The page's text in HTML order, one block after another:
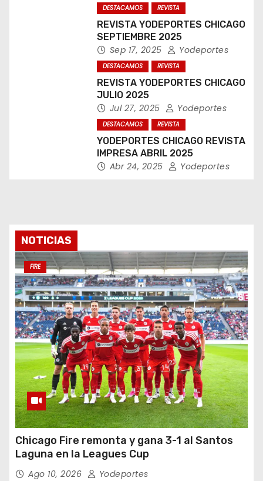
DESTACAMOS REVISTA
REVISTA YODEPORTES CHICAGO
SEPTIEMBRE 2025
Sep 17, 2025 Yodeportes
DESTACAMOS REVISTA
REVISTA YODEPORTES CHICAGO
JULIO 2025
Jul 27, 2025 Yodeportes
DESTACAMOS REVISTA
YODEPORTES CHICAGO REVISTA
IMPRESA ABRIL 2025
Abr 24, 2025 Yodeportes
NOTICIAS
FIRE
Chicago Fire remonta y gana 3-1 al Santos
Laguna en la Leagues Cup
Ago 10, 2026 Yodeportes